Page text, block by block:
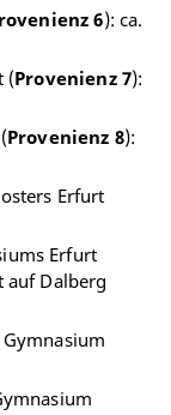
6): ca.
(Provenienz 7):
Provenienz 8):
Erfurt
Erfurt
auf Dalberg